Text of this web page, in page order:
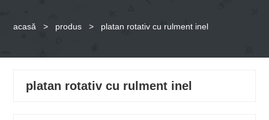
acasă > produs > platan rotativ cu rulment inel
platan rotativ cu rulment inel